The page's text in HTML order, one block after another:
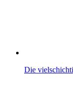
Die